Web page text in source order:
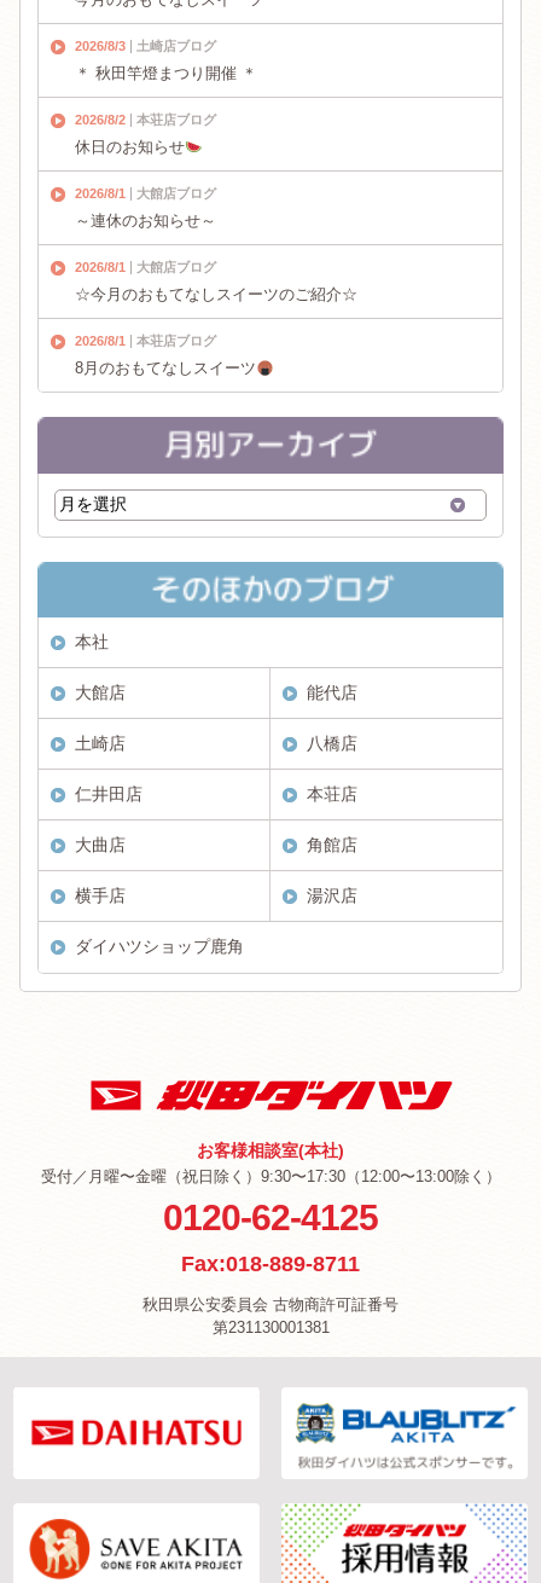
2026/8/3 土崎店ブログ
＊ 秋田竿燈まつり開催 ＊
2026/8/2 本荘店ブログ
休日のお知らせ
2026/8/1 大館店ブログ
～連休のお知らせ～
2026/8/1 大館店ブログ
☆今月のおもてなしスイーツのご紹介☆
2026/8/1 本荘店ブログ
8月のおもてなしスイーツ
本社
大館店 能代店
土崎店 八橋店
仁井田店 本荘店
大曲店 角館店
横手店 湯沢店
ダイハツショップ鹿角
お客様相談室(本社)
受付／月曜〜金曜（祝日除く）9:30〜17:30（12:00〜13:00除く）
0120-62-4125
Fax:018-889-8711
秋田県公安委員会 古物商許可証番号
第231130001381